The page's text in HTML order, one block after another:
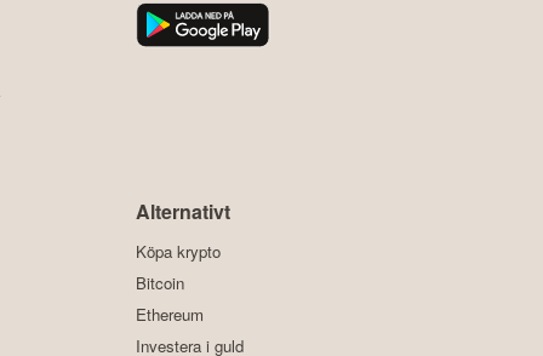
Alternativt
Köpa krypto
Bitcoin
Ethereum
Investera i guld